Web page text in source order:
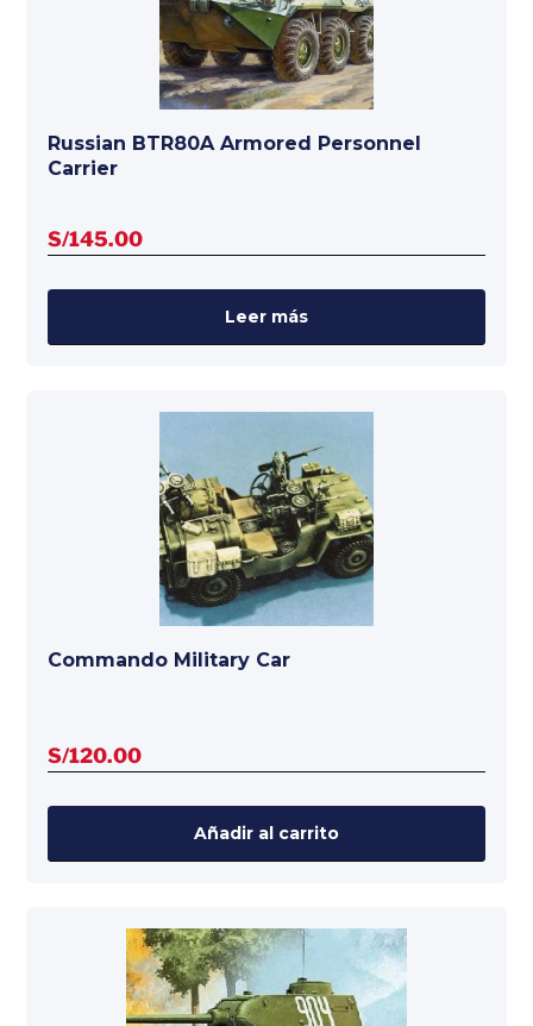
Russian BTR80A Armored Personnel
Carrier
S/145.00
Leer más
Commando Military Car
S/120.00
Añadir al carrito